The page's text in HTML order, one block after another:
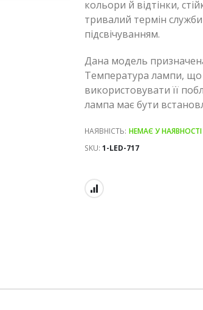
кольори й відтінки,
тривалий термін
підсвічуванням.
Дана модель
Температура лампи,
використовувати її
лампа має бути
НАЯВНІСТЬ: НЕМАЄ У НАЯВНОСТІ
SKU 1-LED-717